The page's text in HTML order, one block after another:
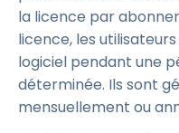
la licence par
licence, les
logiciel pendant une
déterminée. Ils sont
mensuellement ou